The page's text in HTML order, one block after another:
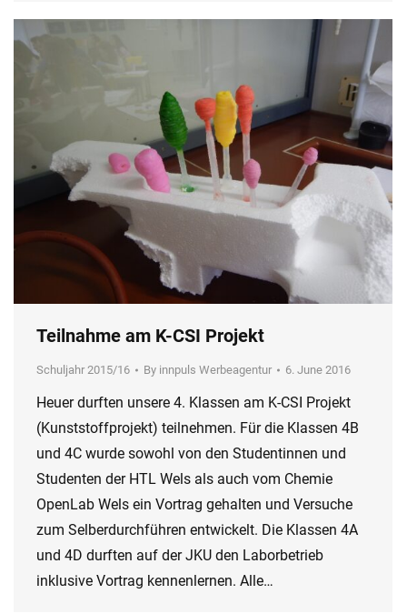
Teilnahme am K-CSI Projekt
Schuljahr 2015/16 By innpuls Werbeagentur 6. June 2016
Heuer durften unsere 4. Klassen am K-CSI Projekt
(Kunststoffprojekt) teilnehmen. Für die Klassen 4B
und 4C wurde sowohl von den Studentinnen und
Studenten der HTL Wels als auch vom Chemie
OpenLab Wels ein Vortrag gehalten und Versuche
zum Selberdurchführen entwickelt. Die Klassen 4A
und 4D durften auf der JKU den Laborbetrieb
inklusive Vortrag kennenlernen. Alle…